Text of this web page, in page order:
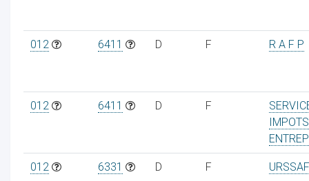
012 6411 D F R A F P
012 6411 D F
IMPOTS
012 6331 D F